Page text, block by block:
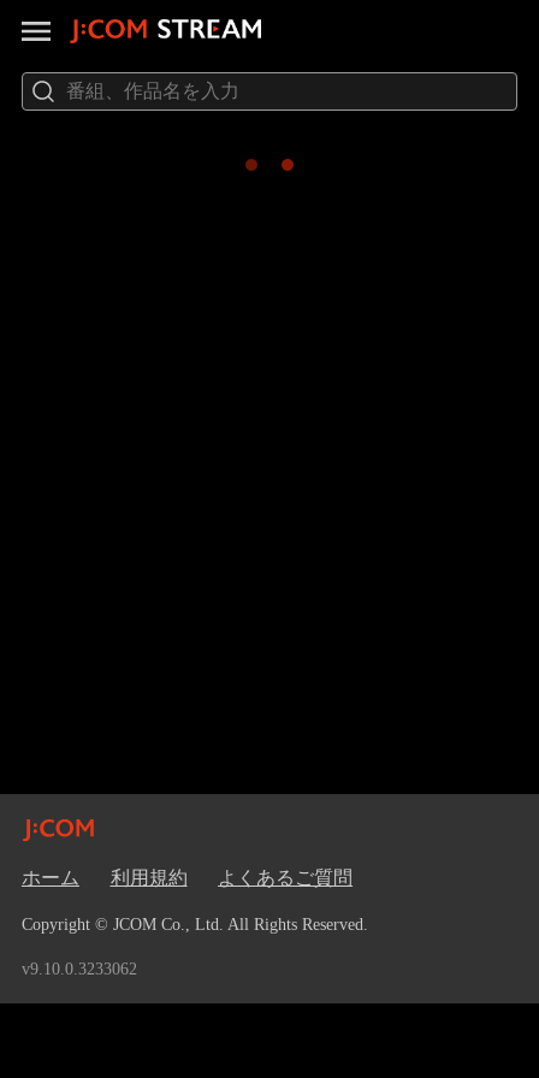
ホーム 利用規約 よくあるご質問
Copyright © JCOM Co., Ltd. All Rights Reserved.
v9.10.0.3233062